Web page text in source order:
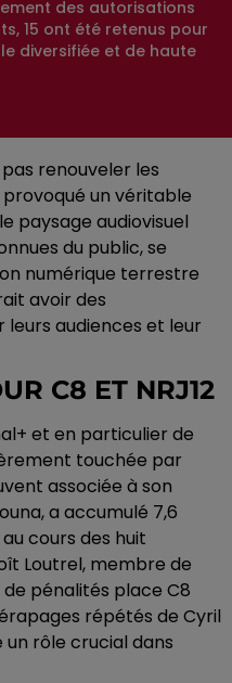
des autorisations
15 ont été retenus pour
diversifiée et de haute
renouveler les
provoqué un véritable
paysage audiovisuel
du public, se
numérique terrestre
avoir des
leurs audiences et leur
C8 ET NRJ12
et en particulier de
touchée par
associée à son
a accumulé 7,6
cours des huit
Loutrel, membre de
pénalités place C8
répétés de Cyril
un rôle crucial dans